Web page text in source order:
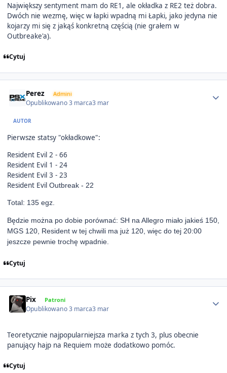
Największy sentyment mam do RE1, ale okładka z RE2 też dobra.
Dwóch nie wezmę, więc w łapki wpadną mi Łapki, jako jedyna nie
kojarzy mi się z jakąś konkretną częścią (nie grałem w
Outbreake'a).
Cytuj
Perez Admini
Opublikowano3 marca3 mar
AUTOR
Pierwsze statsy "okładkowe":
Resident Evil 2 - 66
Resident Evil 1 - 24
Resident Evil 3 - 23
Resident Evil Outbreak - 22
Total: 135 egz.
Będzie można po dobie porównać: SH na Allegro miało jakieś 150,
MGS 120, Resident w tej chwili ma już 120, więc do tej 20:00
jeszcze pewnie trochę wpadnie.
Cytuj
Pix Patroni
Opublikowano3 marca3 mar
Teoretycznie najpopularniejsza marka z tych 3, plus obecnie
panujący hajp na Requiem może dodatkowo pomóc.
Cytuj